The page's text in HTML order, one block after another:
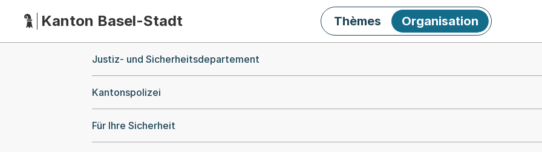
HauptnavigationKanton Basel-Stadt Thèmes Organisation
Justiz- und Sicherheitsdepartement
Kantonspolizei
Für Ihre Sicherheit